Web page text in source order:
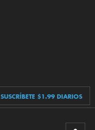
SUSCRÍBETE $1.99 DIARIOS